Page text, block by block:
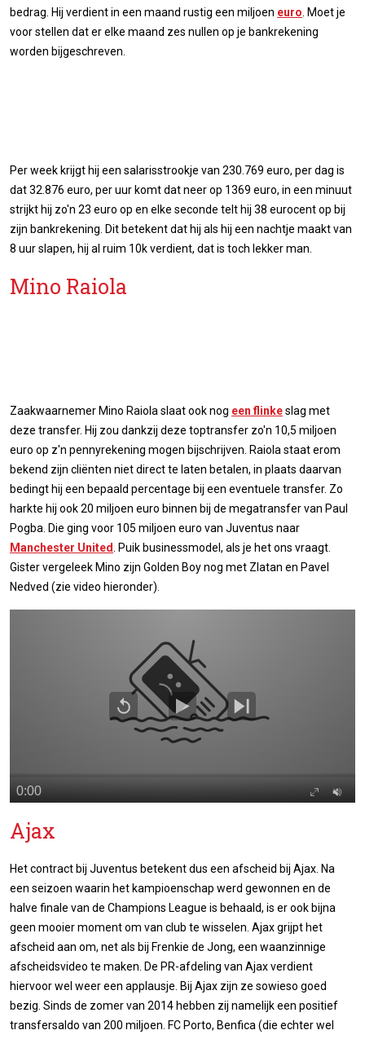
bedrag. Hij verdient in een maand rustig een miljoen euro . Moet je
voor stellen dat er elke maand zes nullen op je bankrekening
worden bijgeschreven.
Per week krijgt hij een salarisstrookje van 230.769 euro, per dag is
dat 32.876 euro, per uur komt dat neer op 1369 euro, in een minuut
strijkt hij zo'n 23 euro op en elke seconde telt hij 38 eurocent op bij
zijn bankrekening. Dit betekent dat hij als hij een nachtje maakt van
8 uur slapen, hij al ruim 10k verdient, dat is toch lekker man.
Mino Raiola
Zaakwaarnemer Mino Raiola slaat ook nog een flinkeslag met
deze transfer. Hij zou dankzij deze toptransfer zo'n 10,5 miljoen
euro op z'n pennyrekening mogen bijschrijven. Raiola staat erom
bekend zijn cliënten niet direct te laten betalen, in plaats daarvan
bedingt hij een bepaald percentage bij een eventuele transfer. Zo
harkte hij ook 20 miljoen euro binnen bij de megatransfer van Paul
Pogba. Die ging voor 105 miljoen euro van Juventus naar
Manchester United
. Puik businessmodel, als je het ons vraagt.
Gister vergeleek Mino zijn Golden Boy nog met Zlatan en Pavel
Nedved (zie video hieronder).
Ajax
Het contract bij Juventus betekent dus een afscheid bij Ajax. Na
een seizoen waarin het kampioenschap werd gewonnen en de
halve finale van de Champions League is behaald, is er ook bijna
geen mooier moment om van club te wisselen. Ajax grijpt het
afscheid aan om, net als bij Frenkie de Jong, een waanzinnige
afscheidsvideo te maken. De PR-afdeling van Ajax verdient
hiervoor wel weer een applausje. Bij Ajax zijn ze sowieso goed
bezig. Sinds de zomer van 2014 hebben zij namelijk een positief
transfersaldo van 200 miljoen. FC Porto, Benfica (die echter wel